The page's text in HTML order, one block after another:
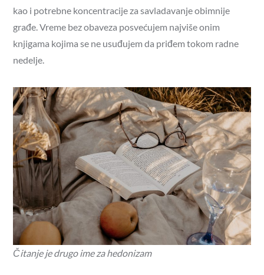
kao i potrebne koncentracije za savladavanje obimnije
građe. Vreme bez obaveza posvećujem najviše onim
knjigama kojima se ne usuđujem da priđem tokom radne
nedelje.
Čitanje je drugo ime za hedonizam